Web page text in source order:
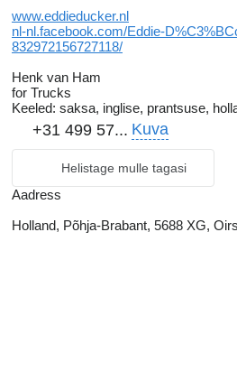
www.eddieducker.nl
nl-nl.facebook.com/Eddie-
832972156727118/
Henk van Ham
for Trucks
Keeled: saksa, inglise, prantsuse,
+31 499 57... Kuva
Helistage mulle tagasi
Aadress
Holland, Põhja-Brabant, 5688 XG,